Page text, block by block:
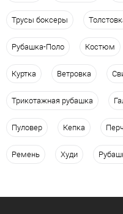
Трусы боксеры
Рубашка-Поло Костюм
Куртка Ветровка
Трикотажная рубашка
Пуловер Кепка
Ремень Худи